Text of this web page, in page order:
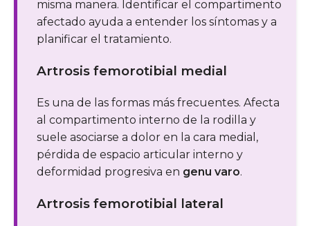
misma manera. Identificar el compartimento
afectado ayuda a entender los síntomas y a
planificar el tratamiento.
Artrosis femorotibial medial
Es una de las formas más frecuentes. Afecta
al compartimento interno de la rodilla y
suele asociarse a dolor en la cara medial,
pérdida de espacio articular interno y
deformidad progresiva en genu varo.
Artrosis femorotibial lateral